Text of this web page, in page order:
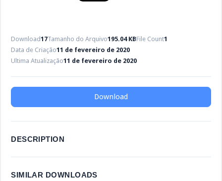
Download17Tamanho do Arquivo195.04 KBFile Count1
Data de Criação11 de fevereiro de 2020
Ultima Atualização11 de fevereiro de 2020
Download
DESCRIPTION
SIMILAR DOWNLOADS